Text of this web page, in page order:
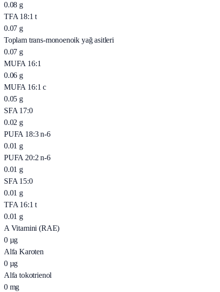
0.08 g
TFA 18:1 t
0.07 g
Toplam trans-monoenoik yağ asitleri
0.07 g
MUFA 16:1
0.06 g
MUFA 16:1 c
0.05 g
SFA 17:0
0.02 g
PUFA 18:3 n-6
0.01 g
PUFA 20:2 n-6
0.01 g
SFA 15:0
0.01 g
TFA 16:1 t
0.01 g
A Vitamini (RAE)
0 µg
Alfa Karoten
0 µg
Alfa tokotrienol
0 mg